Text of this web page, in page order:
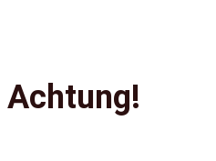
Achtung!